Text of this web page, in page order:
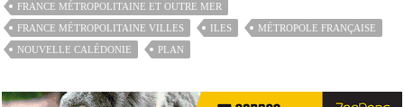
FRANCE MÉTROPOLITAINE ET OUTRE MER
FRANCE MÉTROPOLITAINE VILLES
ILES
MÉTROPOLE FRANÇAISE
NOUVELLE CALÉDONIE
PLAN